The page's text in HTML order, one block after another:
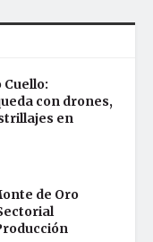
con drones,
en
de Oro